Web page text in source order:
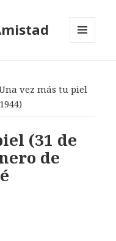
vez más tu piel
(31 de
de